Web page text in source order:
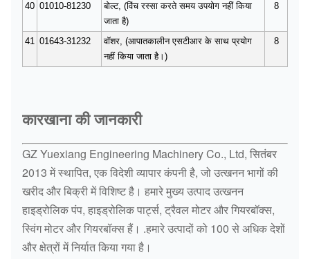
40 01010-81230
बोल्ट, (विंच रस्सा करते समय उपयोग नहीं किया
जाता है)
8
41 01643-31232
वॉशर, (आपातकालीन एसटीआर के साथ प्रयोग
नहीं किया जाता है।)
8
कारखाना की जानकारी
GZ Yuexiang Engineering Machinery Co., Ltd, सितंबर
2013 में स्थापित, एक विदेशी व्यापार कंपनी है, जो उत्खनन भागों की
खरीद और बिक्री में विशिष्ट है। हमारे मुख्य उत्पाद उत्खनन
हाइड्रोलिक पंप, हाइड्रोलिक पार्ट्स, ट्रैवल मोटर और गियरबॉक्स,
स्विंग मोटर और गियरबॉक्स हैं। .हमारे उत्पादों को 100 से अधिक देशों
और क्षेत्रों में निर्यात किया गया है।